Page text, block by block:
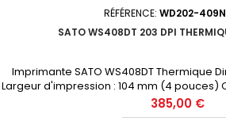
RÉFÉRENCE: WD202-
SATO WS408DT 203 DPI
Imprimante SATO WS408DT Thermique
Largeur d'impression : 104 mm (4 pouces)
LAN Demandez votre devis
Prix
385,00 €